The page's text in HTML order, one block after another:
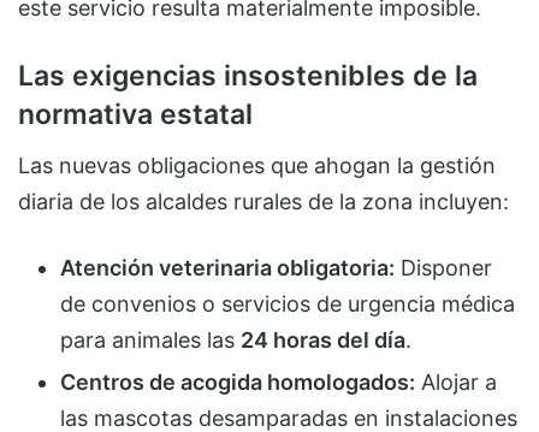
este servicio resulta materialmente imposible.
Las exigencias insostenibles de la
normativa estatal
Las nuevas obligaciones que ahogan la gestión
diaria de los alcaldes rurales de la zona incluyen:
Atención veterinaria obligatoria: Disponer
de convenios o servicios de urgencia médica
para animales las 24 horas del día.
Centros de acogida homologados: Alojar a
las mascotas desamparadas en instalaciones